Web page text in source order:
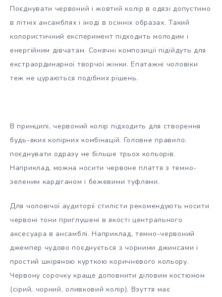
Поєднувати червоний і жовтий колір в одязі допустимо
в літніх ансамблях і іноді в осінніх образах. Такий
колористичний експеримент підходить молодим і
енергійним дівчатам. Сонячні композиції підійдуть для
екстраординарної творчої жінки. Епатажні чоловіки
теж не цураються подібних рішень.
В принципі, червоний колір підходить для створення
будь-яких колірних комбінацій. Головне правило:
поєднувати одразу не більше трьох кольорів.
Наприклад, можна носити червоне плаття з темно-
зеленим кардіганом і бежевими туфлями.
Для чоловічої аудиторії стилісти рекомендують носити
червоні тони приглушені в якості центрального
аксесуара в ансамблі. Наприклад, темно-червоний
джемпер чудово поєднується з чорними джинсами і
простий шкіряною курткою коричневого кольору.
Червону сорочку краще доповнити діловим костюмом
(сірий, чорний, оливковий колір). Взуття має